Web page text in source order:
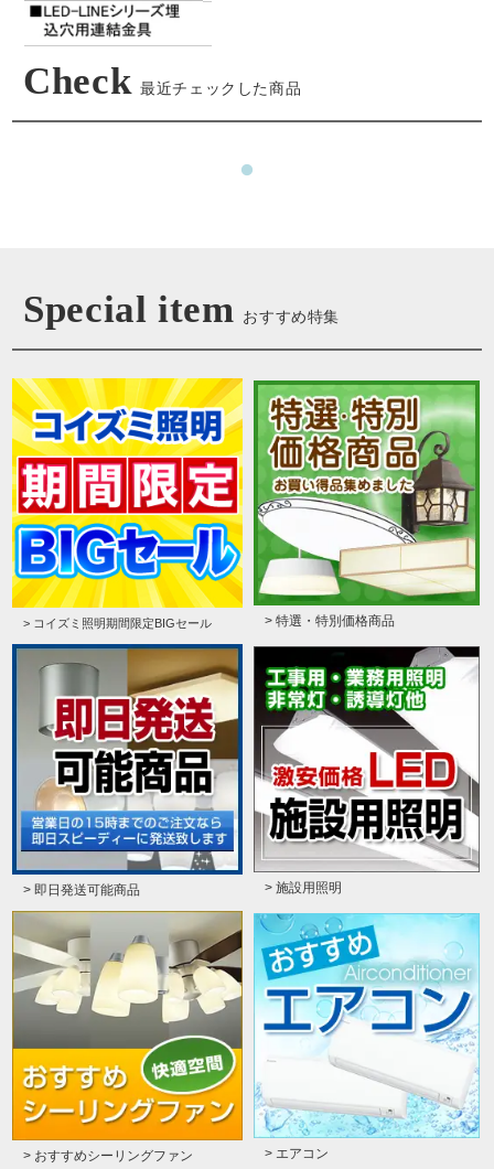
Check 最近チェックした商品
Special item おすすめ特集
> コイズミ照明期間限定BIGセール > 特選・特別価格商品
> 即日発送可能商品 > 施設用照明
> おすすめシーリングファン > エアコン